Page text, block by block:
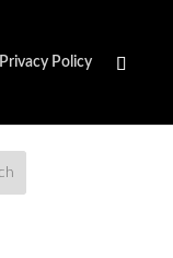
Privacy Policy